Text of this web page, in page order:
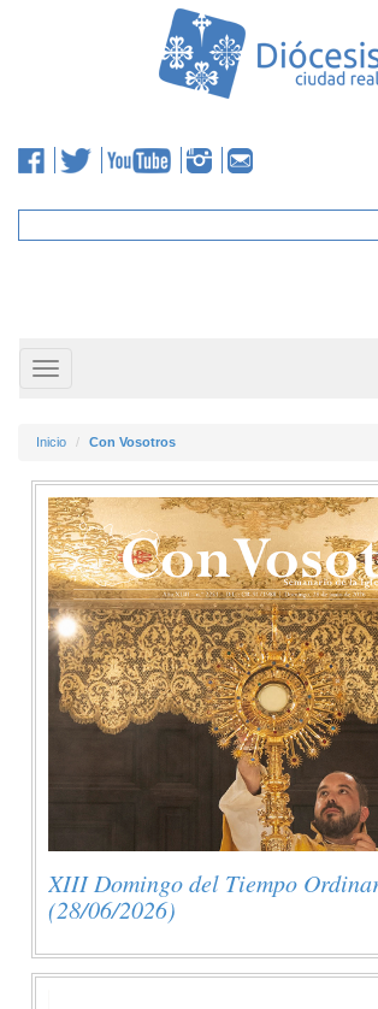
Toggle
navigation
Inicio Con Vosotros
XIII Domingo del Tiempo
(28/06/2026)